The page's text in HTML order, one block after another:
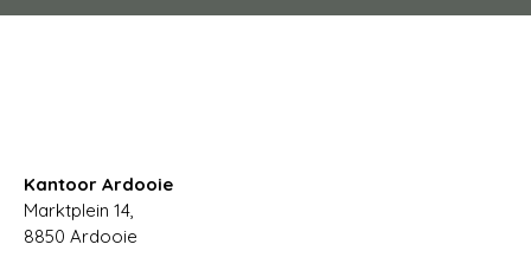
Kantoor Ardooie
Marktplein 14,
8850 Ardooie